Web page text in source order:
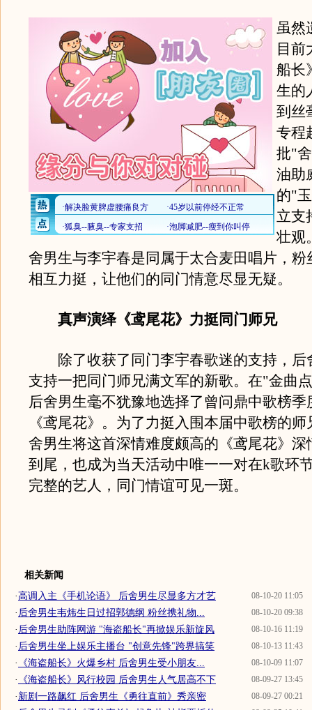
虽然
目前
船长
生的
到丝
专程
批"
油助
的"
立支
壮观
舍男生与李宇春是同属于太合麦田唱片，粉
相互力挺，让他们的同门情意尽显无疑。
真声演绎《鸢尾花》力挺同门师兄
除了收获了同门李宇春歌迷的支持，后
支持一把同门师兄满文军的新歌。在"金曲
后舍男生毫不犹豫地选择了曾问鼎中歌榜季
《鸢尾花》。为了力挺入围本届中歌榜的
舍男生将这首深情难度颇高的《鸢尾花》深
到尾，也成为当天活动中唯一一对在k歌环
完整的艺人，同门情谊可见一斑。
相关新闻
08-10-20 11:05
·高调入主《手机论语》 后舍男生尽显多方才艺
08-10-20 09:38
· 后舍男生韦炜生日过招郭德纲 粉丝携礼物...
08-10-16 11:19
· 后舍男生助阵网游 "海盗船长"再掀娱乐新旋风
08-10-13 11:43
· 后舍男生坐上娱乐主播台 "创意先锋"跨界搞笑
08-10-09 11:07
· 《海盗船长》火爆乡村 后舍男生受小朋友...
08-09-27 13:45
· 《海盗船长》风行校园 后舍男生人气居高不下
08-09-27 00:21
·新剧一路飙红 后舍男生《勇往直前》秀亲密